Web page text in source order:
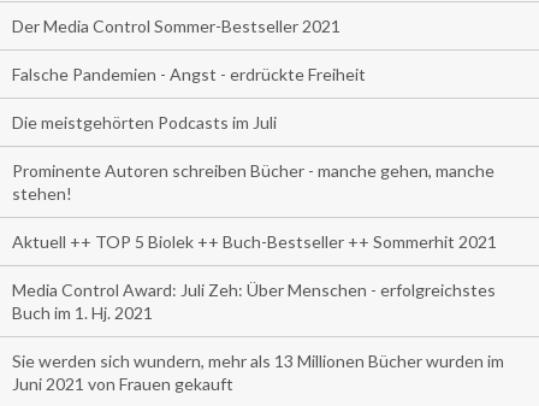
Der Media Control Sommer-Bestseller 2021
Falsche Pandemien - Angst - erdrückte Freiheit
Die meistgehörten Podcasts im Juli
Prominente Autoren schreiben Bücher - manche gehen, manche
stehen!
Aktuell ++ TOP 5 Biolek ++ Buch-Bestseller ++ Sommerhit 2021
Media Control Award: Juli Zeh: Über Menschen - erfolgreichstes
Buch im 1. Hj. 2021
Sie werden sich wundern, mehr als 13 Millionen Bücher wurden im
Juni 2021 von Frauen gekauft